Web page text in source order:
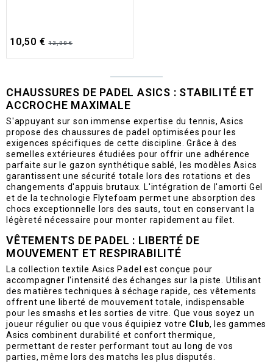
10,50 € 12,00 €
CHAUSSURES DE PADEL ASICS : STABILITÉ ET
ACCROCHE MAXIMALE
S'appuyant sur son immense expertise du tennis, Asics
propose des chaussures de padel optimisées pour les
exigences spécifiques de cette discipline. Grâce à des
semelles extérieures étudiées pour offrir une adhérence
parfaite sur le gazon synthétique sablé, les modèles Asics
garantissent une sécurité totale lors des rotations et des
changements d'appuis brutaux. L'intégration de l'amorti Gel
et de la technologie Flytefoam permet une absorption des
chocs exceptionnelle lors des sauts, tout en conservant la
légèreté nécessaire pour monter rapidement au filet.
VÊTEMENTS DE PADEL : LIBERTÉ DE
MOUVEMENT ET RESPIRABILITÉ
La collection textile Asics Padel est conçue pour
accompagner l'intensité des échanges sur la piste. Utilisant
des matières techniques à séchage rapide, ces vêtements
offrent une liberté de mouvement totale, indispensable
pour les smashs et les sorties de vitre. Que vous soyez un
joueur régulier ou que vous équipiez votre Club, les gammes
Asics combinent durabilité et confort thermique,
permettant de rester performant tout au long de vos
parties, même lors des matchs les plus disputés.